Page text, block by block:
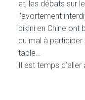
et, les débats sur
l’avortement
bikini en Chine ont
du mal à
table…
Il est temps d’aller